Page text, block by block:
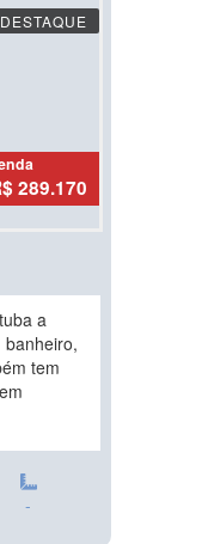
DESTAQUE
289.170
a
banheiro,
tem
-